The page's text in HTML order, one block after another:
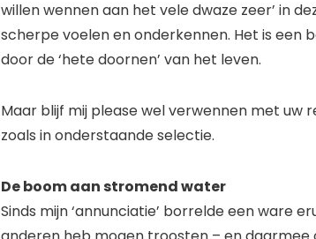
willen wennen aan het vele dwaze zeer’ in
scherpe voelen en onderkennen. Het is een
door de ‘hete doornen’ van het leven.
Maar blijf mij please wel verwennen met uw
zoals in onderstaande selectie.
De boom aan stromend water
Sinds mijn ‘annunciatie’ borrelde een ware